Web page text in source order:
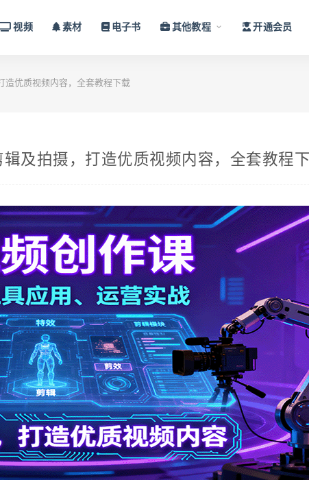
视频 素材 电子书 其他教程 开通会员
造优质视频内容，全套教程下载
及拍摄，打造优质视频内容，全套教程